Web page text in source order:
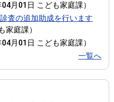
月01日 こども家庭課）
査の追加助成を行います
家庭課）
月01日 こども家庭課）
一覧へ